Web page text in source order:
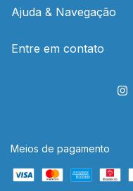
Ajuda & Navegação
Entre em contato
Meios de pagamento